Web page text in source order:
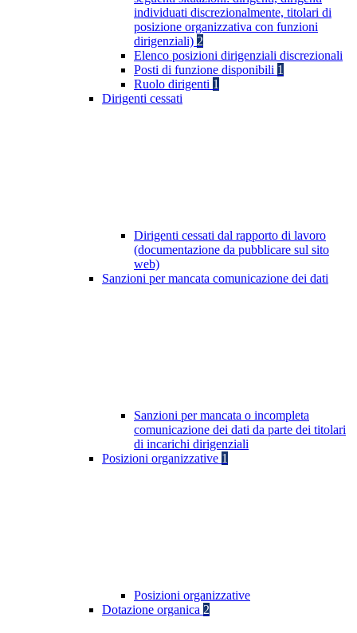
individuati discrezionalmente, titolari di
posizione organizzativa con funzioni
dirigenziali) 2
Elenco posizioni dirigenziali discrezionali
Posti di funzione disponibili 1
Ruolo dirigenti 1
Dirigenti cessati
Dirigenti cessati dal rapporto di lavoro
(documentazione da pubblicare sul sito
web)
Sanzioni per mancata comunicazione dei dati
Sanzioni per mancata o incompleta
comunicazione dei dati da parte dei titolari
di incarichi dirigenziali
Posizioni organizzative 1
Posizioni organizzative
Dotazione organica 2